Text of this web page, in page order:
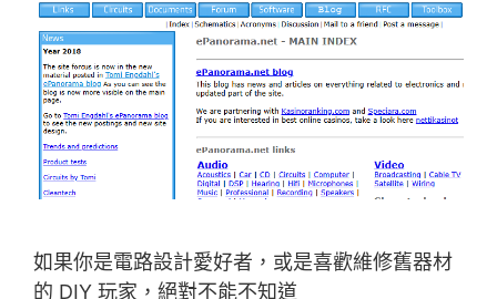
如果你是電路設計愛好者，或是喜歡維修舊器材
的 DIY 玩家，絕對不能不知道